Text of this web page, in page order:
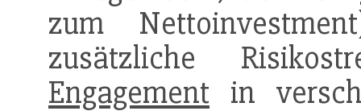
zum
zusätzliche
Engagement in